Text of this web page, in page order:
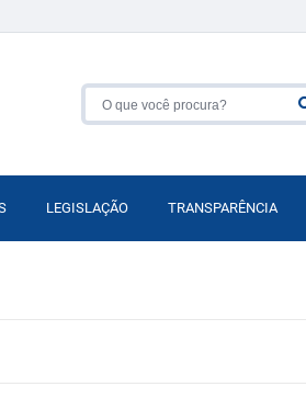
LEGISLAÇÃO TRANSPARÊNCIA